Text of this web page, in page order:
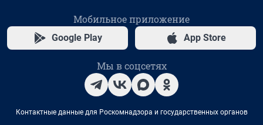
Мобильное приложение
Google Play App Store
Мы в соцсетях
Контактные данные для Роскомнадзора и государственных органов